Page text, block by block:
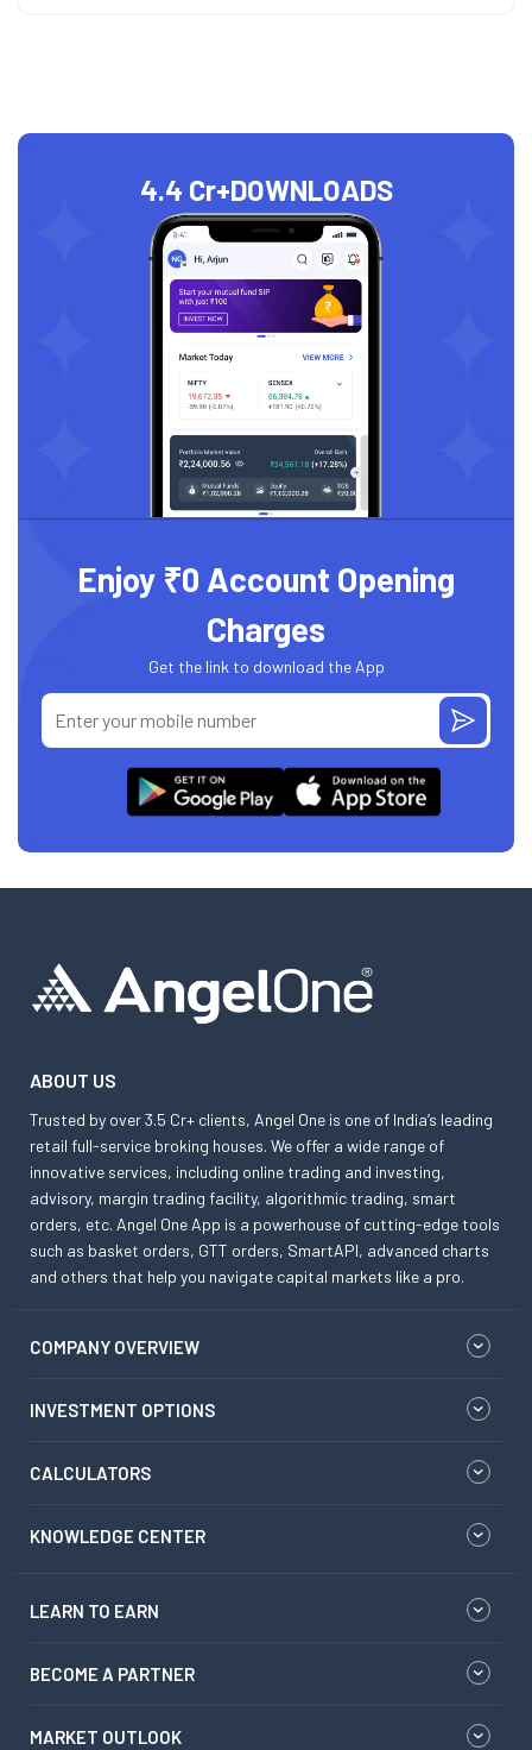
4.4 Cr+DOWNLOADS
Enjoy ₹0 Account Opening
Charges
Get the link to download the App
ABOUT US
Trusted by over 3.5 Cr+ clients, Angel One is one of India’s leading
retail full-service broking houses. We offer a wide range of
innovative services, including online trading and investing,
advisory, margin trading facility, algorithmic trading, smart
orders, etc. Angel One App is a powerhouse of cutting-edge tools
such as basket orders, GTT orders, SmartAPI, advanced charts
and others that help you navigate capital markets like a pro.
COMPANY OVERVIEW
INVESTMENT OPTIONS
CALCULATORS
KNOWLEDGE CENTER
LEARN TO EARN
BECOME A PARTNER
MARKET OUTLOOK